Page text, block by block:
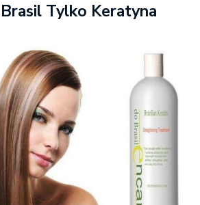
Tylko Keratyna